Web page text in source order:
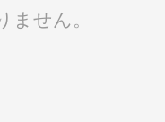
ません。